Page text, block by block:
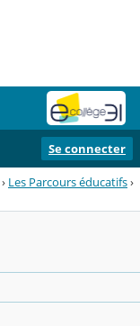
Se connecter
› Les Parcours éducatifs›